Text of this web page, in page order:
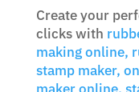
Create your
clicks with
making online,
stamp maker,